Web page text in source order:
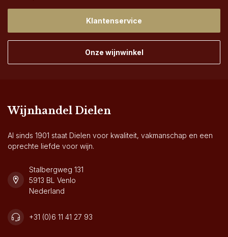
Klantenservice
Onze wijnwinkel
Wijnhandel Dielen
Al sinds 1901 staat Dielen voor kwaliteit, vakmanschap en een
oprechte liefde voor wijn.
Stalbergweg 131
5913 BL Venlo
Nederland
+31 (0)6 11 41 27 93